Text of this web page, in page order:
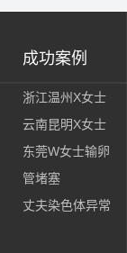
成功案例
浙江温州X女士
云南昆明X女士
东莞W女士输卵
管堵塞
丈夫染色体异常